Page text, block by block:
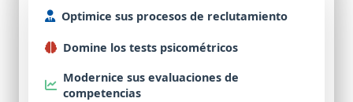
Optimice sus procesos de reclutamiento
Domine los tests psicométricos
Modernice sus evaluaciones de
competencias